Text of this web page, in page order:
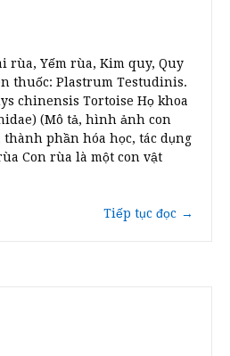
rùa, Yếm rùa, Kim quy, Quy
thuốc: Plastrum Testudinis.
chinensis Tortoise Họ khoa
(Mô tả, hình ảnh con
phần hóa học, tác dụng
Con rùa là một con vật
Tiếp tục đọc →